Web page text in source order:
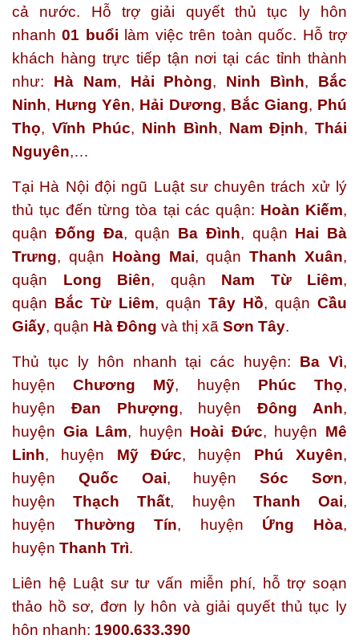
cả nước. Hỗ trợ giải quyết thủ tục ly hôn
nhanh01 buổi làm việc trên toàn quốc. Hỗ trợ
khách hàng trực tiếp tận nơi tại các tỉnh thành
như: Hà Nam, Hải Phòng, Ninh Bình, Bắc
Ninh, Hưng Yên, Hải Dương, Bắc Giang, Phú
Thọ, Vĩnh Phúc, Ninh Bình, Nam Định,Thái
Nguyên,…
Tại Hà Nội đội ngũ Luật sư chuyên trách xử lý
thủ tục đến từng tòa tại các quận: Hoàn Kiếm,
quận Đống Đa, quận Ba Đình, quận Hai Bà
Trưng, quận Hoàng Mai, quậnThanh Xuân,
quận Long Biên, quận Nam Từ Liêm,
quận Bắc Từ Liêm, quận Tây Hồ, quận Cầu
Giấy, quận Hà Đông và thị xã Sơn Tây.
Thủ tục ly hôn nhanh tại các huyện: Ba Vì,
huyệnChương Mỹ, huyện Phúc Thọ,
huyện Đan Phượng, huyệnĐông Anh,
huyện Gia Lâm, huyện Hoài Đức, huyện Mê
Linh, huyện Mỹ Đức, huyện Phú Xuyên,
huyện Quốc Oai, huyệnSóc Sơn,
huyệnThạch Thất, huyện Thanh Oai,
huyện Thường Tín, huyện Ứng Hòa,
huyện Thanh Trì.
Liên hệ Luật sư tư vấn miễn phí, hỗ trợ soạn
thảo hồ sơ, đơn ly hôn và giải quyết thủ tục ly
hôn nhanh: 1900.633.390